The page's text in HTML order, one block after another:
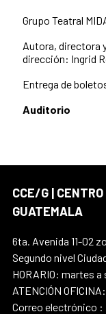
Grupo Teatral
Autora, directora
dirección: Ingrid
Entrega de
Auditorio
CCE/G |
GUATEMALA
6ta. Avenida 11-02
Segundo nivel
HORARIO: martes a
ATENCIÓN
Correo electrónico